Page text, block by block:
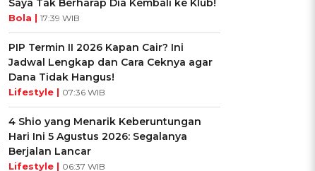
Saya Tak Berharap Dia Kembali ke Klub!
Bola | 17:39 WIB
PIP Termin II 2026 Kapan Cair? Ini
Jadwal Lengkap dan Cara Ceknya agar
Dana Tidak Hangus!
Lifestyle | 07:36 WIB
4 Shio yang Menarik Keberuntungan
Hari Ini 5 Agustus 2026: Segalanya
Berjalan Lancar
Lifestyle | 06:37 WIB